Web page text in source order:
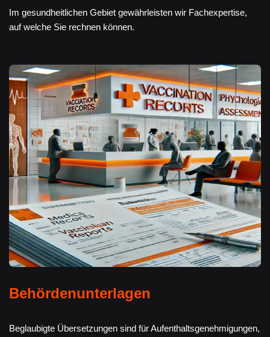
Im gesundheitlichen Gebiet gewährleisten wir Fachexpertise,
auf welche Sie rechnen können.
Behördenunterlagen
Beglaubigte Übersetzungen sind für Aufenthaltsgenehmigungen,